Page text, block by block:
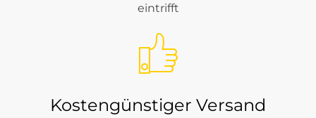
eintrifft
Kostengünstiger Versand